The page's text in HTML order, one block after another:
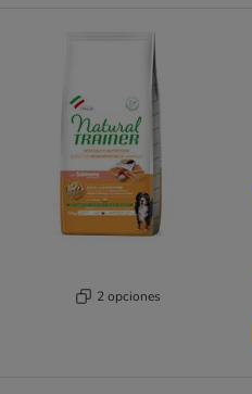
2 opciones